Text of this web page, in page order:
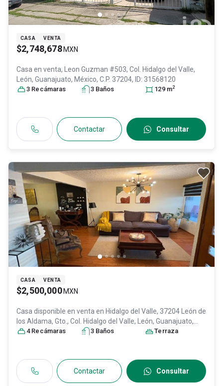
CASA VENTA
$2,748,678 MXN
Casa en venta,
Leon Guzman #503, Col. Hidalgo del Valle,
León, Guanajuato, México, C.P. 37204, ID: 31568120
3 Recámaras 3 Baños 129 m2
Contactar Consultar
CASA VENTA
$2,500,000 MXN
Casa disponible en venta en Hidalgo del Valle, 37204 León de
los Aldama, Gto., Col. Hidalgo del Valle,
León, Guanajuato,
México, C.P. 37204 , ID: 30448431
4 Recámaras 3 Baños Terraza
Contactar Consultar